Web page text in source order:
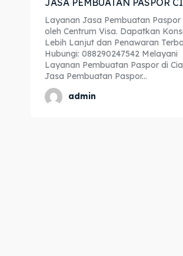
Layanan Jasa Pembuatan Paspor
oleh Centrum Visa. Dapatkan
Lebih Lanjut dan Penawaran
Hubungi: 088290247542 Melayani
Layanan Pembuatan Paspor di
Jasa Pembuatan Paspor...
admin